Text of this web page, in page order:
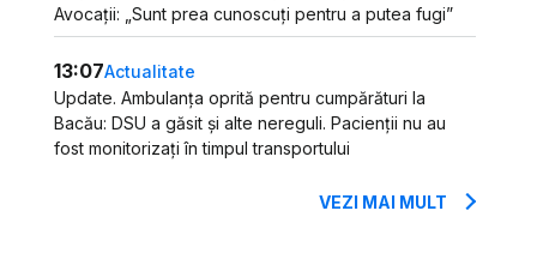
Avocații: „Sunt prea cunoscuți pentru a putea fugi”
13:07Actualitate
Update. Ambulanța oprită pentru cumpărături la
Bacău: DSU a găsit și alte nereguli. Pacienții nu au
fost monitorizați în timpul transportului
VEZI MAI MULT